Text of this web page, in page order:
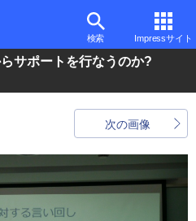
検索 Impressサイト
サポートを行なうのか?
次の画像